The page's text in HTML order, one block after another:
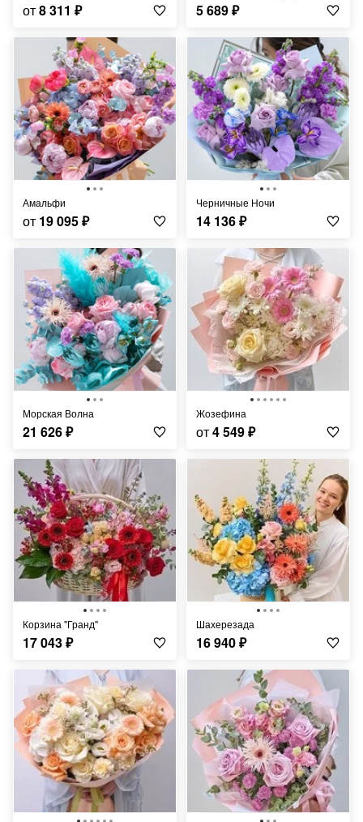
от8 311 ₽ 5 689₽
Амальфи
от 19 095₽
Черничные Ночи
14 136₽
Морская Волна
21 626₽
Жозефина
от4 549₽
Корзина "Гранд"
17 043₽
Шахерезада
16 940₽